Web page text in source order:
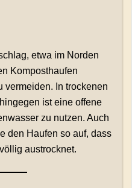
etwa im Norden
Komposthaufen
vermeiden. In trockenen
ist eine offene
zu nutzen. Auch
den Haufen so auf, dass
austrocknet.